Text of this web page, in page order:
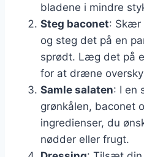
bladene i mindre
Steg baconet: Skær
og steg det på en
sprødt. Læg det på
for at dræne
Samle salaten: I en
grønkålen, baconet
ingredienser, du
nødder eller frugt.